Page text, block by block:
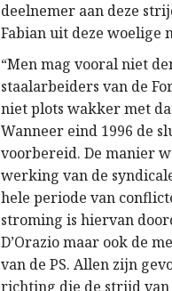
deelnemer aan deze
Fabian uit deze woelige
“Men mag vooral niet
staalarbeiders van de
niet plots wakker met
Wanneer eind 1996 de
voorbereid. De manier
werking van de
hele periode van
stroming is hiervan
D’Orazio maar ook de
van de PS. Allen zijn
richting die de strijd van